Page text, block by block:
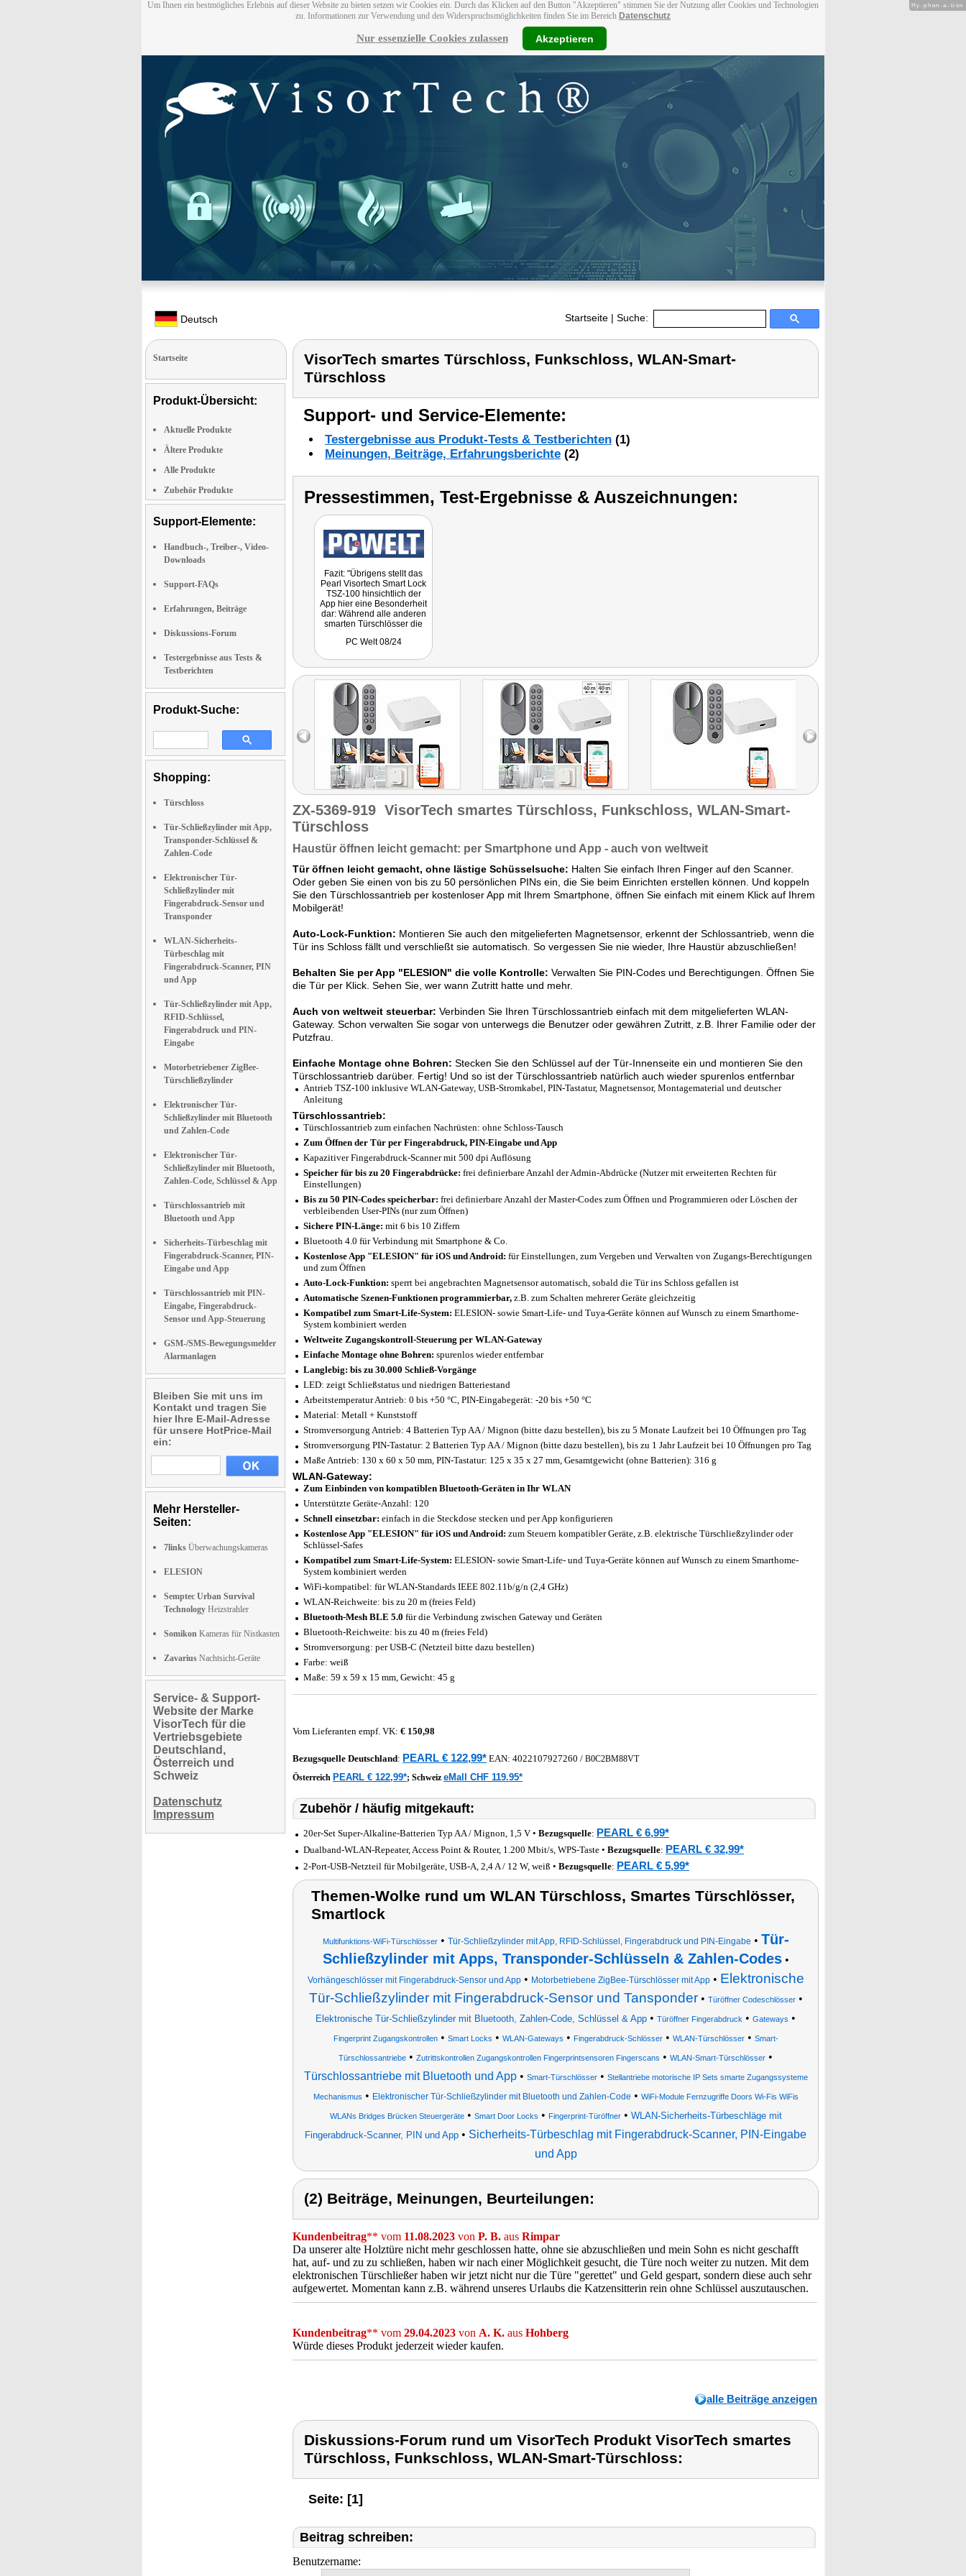
Um Ihnen ein bestmögliches Erlebnis auf dieser Website zu bieten setzen wir Cookies ein. Durch das Klicken auf den Button "Akzeptieren" stimmen Sie der Nutzung aller Cookies und Technologien
zu. Informationen zur Verwendung und den Widerspruchsmöglichkeiten finden Sie im Bereich Datenschutz
Nur essenzielle Cookies zulassen Akzeptieren
Deutsch Startseite | Suche:
Startseite
Produkt-Übersicht:
Aktuelle Produkte
Ältere Produkte
Alle Produkte
Zubehör Produkte
Support-Elemente:
Handbuch-, Treiber-, Video-
Downloads
Support-FAQs
Erfahrungen, Beiträge
Diskussions-Forum
Testergebnisse aus Tests &
Testberichten
Produkt-Suche:
Shopping:
Türschloss
Tür-Schließzylinder mit App,
Transponder-Schlüssel &
Zahlen-Code
Elektronischer Tür-
Schließzylinder mit
Fingerabdruck-Sensor und
Transponder
WLAN-Sicherheits-
Türbeschlag mit
Fingerabdruck-Scanner, PIN
und App
Tür-Schließzylinder mit App,
RFID-Schlüssel,
Fingerabdruck und PIN-
Eingabe
Motorbetriebener ZigBee-
Türschließzylinder
Elektronischer Tür-
Schließzylinder mit Bluetooth
und Zahlen-Code
Elektronischer Tür-
Schließzylinder mit Bluetooth,
Zahlen-Code, Schlüssel & App
Türschlossantrieb mit
Bluetooth und App
Sicherheits-Türbeschlag mit
Fingerabdruck-Scanner, PIN-
Eingabe und App
Türschlossantrieb mit PIN-
Eingabe, Fingerabdruck-
Sensor und App-Steuerung
GSM-/SMS-Bewegungsmelder
Alarmanlagen
Bleiben Sie mit uns im
Kontakt und tragen Sie
hier Ihre E-Mail-Adresse
für unsere HotPrice-Mail
ein:
Mehr Hersteller-
Seiten:
7links Überwachungskameras
ELESION
Semptec Urban Survival
Technology Heizstrahler
Somikon Kameras für Nistkasten
Zavarius Nachtsicht-Geräte
Service- & Support-
Website der Marke
VisorTech für die
Vertriebsgebiete
Deutschland,
Österreich und
Schweiz
Datenschutz
Impressum
VisorTech smartes Türschloss, Funkschloss, WLAN-Smart-
Türschloss
Support- und Service-Elemente:
Testergebnisse aus Produkt-Tests & Testberichten (1)
Meinungen, Beiträge, Erfahrungsberichte (2)
Pressestimmen, Test-Ergebnisse & Auszeichnungen:
Fazit: "Übrigens stellt das
Pearl Visortech Smart Lock
TSZ-100 hinsichtlich der
App hier eine Besonderheit
dar: Während alle anderen
smarten Türschlösser die
voraussetzen, lässt sich das
Pearl-Modell gleich mit drei
Smartlife und Tuya."
Getestet wurde ZX-5330.
PC Welt 08/24
ZX-5369-919 VisorTech smartes Türschloss, Funkschloss, WLAN-Smart-
Türschloss
Haustür öffnen leicht gemacht: per Smartphone und App - auch von weltweit
Tür öffnen leicht gemacht, ohne lästige Schüsselsuche: Halten Sie einfach Ihren Finger auf den Scanner.
Oder geben Sie einen von bis zu 50 persönlichen PINs ein, die Sie beim Einrichten erstellen können. Und koppeln
Sie den Türschlossantrieb per kostenloser App mit Ihrem Smartphone, öffnen Sie einfach mit einem Klick auf Ihrem
Mobilgerät!
Auto-Lock-Funktion: Montieren Sie auch den mitgelieferten Magnetsensor, erkennt der Schlossantrieb, wenn die
Tür ins Schloss fällt und verschließt sie automatisch. So vergessen Sie nie wieder, Ihre Haustür abzuschließen!
Behalten Sie per App "ELESION" die volle Kontrolle: Verwalten Sie PIN-Codes und Berechtigungen. Öffnen Sie
die Tür per Klick. Sehen Sie, wer wann Zutritt hatte und mehr.
Auch von weltweit steuerbar: Verbinden Sie Ihren Türschlossantrieb einfach mit dem mitgelieferten WLAN-
Gateway. Schon verwalten Sie sogar von unterwegs die Benutzer oder gewähren Zutritt, z.B. Ihrer Familie oder der
Putzfrau.
Einfache Montage ohne Bohren: Stecken Sie den Schlüssel auf der Tür-Innenseite ein und montieren Sie den
Türschlossantrieb darüber. Fertig! Und so ist der Türschlossantrieb natürlich auch wieder spurenlos entfernbar
Antrieb TSZ-100 inklusive WLAN-Gateway, USB-Stromkabel, PIN-Tastatur, Magnetsensor, Montagematerial und deutscher
Anleitung
Türschlossantrieb:
Türschlossantrieb zum einfachen Nachrüsten: ohne Schloss-Tausch
Zum Öffnen der Tür per Fingerabdruck, PIN-Eingabe und App
Kapazitiver Fingerabdruck-Scanner mit 500 dpi Auflösung
Speicher für bis zu 20 Fingerabdrücke: frei definierbare Anzahl der Admin-Abdrücke (Nutzer mit erweiterten Rechten für
Einstellungen)
Bis zu 50 PIN-Codes speicherbar: frei definierbare Anzahl der Master-Codes zum Öffnen und Programmieren oder Löschen der
verbleibenden User-PINs (nur zum Öffnen)
Sichere PIN-Länge: mit 6 bis 10 Ziffern
Bluetooth 4.0 für Verbindung mit Smartphone & Co.
Kostenlose App "ELESION" für iOS und Android: für Einstellungen, zum Vergeben und Verwalten von Zugangs-Berechtigungen
und zum Öffnen
Auto-Lock-Funktion: sperrt bei angebrachten Magnetsensor automatisch, sobald die Tür ins Schloss gefallen ist
Automatische Szenen-Funktionen programmierbar, z.B. zum Schalten mehrerer Geräte gleichzeitig
Kompatibel zum Smart-Life-System: ELESION- sowie Smart-Life- und Tuya-Geräte können auf Wunsch zu einem Smarthome-
System kombiniert werden
Weltweite Zugangskontroll-Steuerung per WLAN-Gateway
Einfache Montage ohne Bohren: spurenlos wieder entfernbar
Langlebig: bis zu 30.000 Schließ-Vorgänge
LED: zeigt Schließstatus und niedrigen Batteriestand
Arbeitstemperatur Antrieb: 0 bis +50 °C, PIN-Eingabegerät: -20 bis +50 °C
Material: Metall + Kunststoff
Stromversorgung Antrieb: 4 Batterien Typ AA / Mignon (bitte dazu bestellen), bis zu 5 Monate Laufzeit bei 10 Öffnungen pro Tag
Stromversorgung PIN-Tastatur: 2 Batterien Typ AA / Mignon (bitte dazu bestellen), bis zu 1 Jahr Laufzeit bei 10 Öffnungen pro Tag
Maße Antrieb: 130 x 60 x 50 mm, PIN-Tastatur: 125 x 35 x 27 mm, Gesamtgewicht (ohne Batterien): 316 g
WLAN-Gateway:
Zum Einbinden von kompatiblen Bluetooth-Geräten in Ihr WLAN
Unterstützte Geräte-Anzahl: 120
Schnell einsetzbar: einfach in die Steckdose stecken und per App konfigurieren
Kostenlose App "ELESION" für iOS und Android: zum Steuern kompatibler Geräte, z.B. elektrische Türschließzylinder oder
Schlüssel-Safes
Kompatibel zum Smart-Life-System: ELESION- sowie Smart-Life- und Tuya-Geräte können auf Wunsch zu einem Smarthome-
System kombiniert werden
WiFi-kompatibel: für WLAN-Standards IEEE 802.11b/g/n (2,4 GHz)
WLAN-Reichweite: bis zu 20 m (freies Feld)
Bluetooth-Mesh BLE 5.0 für die Verbindung zwischen Gateway und Geräten
Bluetooth-Reichweite: bis zu 40 m (freies Feld)
Stromversorgung: per USB-C (Netzteil bitte dazu bestellen)
Farbe: weiß
Maße: 59 x 59 x 15 mm, Gewicht: 45 g
Vom Lieferanten empf. VK: € 150,98
Bezugsquelle Deutschland: PEARL € 122,99* EAN: 4022107927260 / B0C2BM88VT
Österreich PEARL € 122,99*; Schweiz eMall CHF 119.95*
Zubehör / häufig mitgekauft:
20er-Set Super-Alkaline-Batterien Typ AA / Mignon, 1,5 V • Bezugsquelle: PEARL € 6,99*
Dualband-WLAN-Repeater, Access Point & Router, 1.200 Mbit/s, WPS-Taste • Bezugsquelle: PEARL € 32,99*
2-Port-USB-Netzteil für Mobilgeräte, USB-A, 2,4 A / 12 W, weiß • Bezugsquelle: PEARL € 5,99*
Themen-Wolke rund um WLAN Türschloss, Smartes Türschlösser,
Smartlock
Multifunktions-WiFi-Türschlösser• Tür-Schließzylinder mit App, RFID-Schlüssel, Fingerabdruck und PIN-Eingabe • Tür-
Schließzylinder mit Apps, Transponder-Schlüsseln & Zahlen-Codes•
Vorhängeschlösser mit Fingerabdruck-Sensor und App• Motorbetriebene ZigBee-Türschlösser mit App• Elektronische
Tür-Schließzylinder mit Fingerabdruck-Sensor und Tansponder• Türöffner Codeschlösser•
Elektronische Tür-Schließzylinder mit Bluetooth, Zahlen-Code, Schlüssel & App • Türöffner Fingerabdruck • Gateways •
Fingerprint Zugangskontrollen• Smart Locks • WLAN-Gateways • Fingerabdruck-Schlösser• WLAN-Türschlösser• Smart-
Türschlossantriebe • Zutrittskontrollen Zugangskontrollen Fingerprintsensoren Fingerscans • WLAN-Smart-Türschlösser •
Türschlossantriebe mit Bluetooth und App• Smart-Türschlösser• Stellantriebe motorische IP Sets smarte Zugangssysteme
Mechanismus • Elektronischer Tür-Schließzylinder mit Bluetooth und Zahlen-Code • WiFi-Module Fernzugriffe Doors Wi-Fis WiFis
WLANs Bridges Brücken Steuergeräte• Smart Door Locks • Fingerprint-Türöffner• WLAN-Sicherheits-Türbeschläge mit
Fingerabdruck-Scanner, PIN und App • Sicherheits-Türbeschlag mit Fingerabdruck-Scanner, PIN-Eingabe
und App
(2) Beiträge, Meinungen, Beurteilungen:
Kundenbeitrag** vom 11.08.2023 von P. B. aus Rimpar
Da unserer alte Holztüre nicht mehr geschlossen hatte, ohne sie abzuschließen und mein Sohn es nicht geschafft
hat, auf- und zu zu schließen, haben wir nach einer Möglichkeit gesucht, die Türe noch weiter zu nutzen. Mit dem
elektronischen Türschließer haben wir jetzt nicht nur die Türe "gerettet" und Geld gespart, sondern diese auch sehr
aufgewertet. Momentan kann z.B. während unseres Urlaubs die Katzensitterin rein ohne Schlüssel auszutauschen.
Kundenbeitrag** vom 29.04.2023 von A. K. aus Hohberg
Würde dieses Produkt jederzeit wieder kaufen.
alle Beiträge anzeigen
Diskussions-Forum rund um VisorTech Produkt VisorTech smartes
Türschloss, Funkschloss, WLAN-Smart-Türschloss:
Seite: [1]
Beitrag schreiben:
Benutzername:
Hy-phen-a-tion